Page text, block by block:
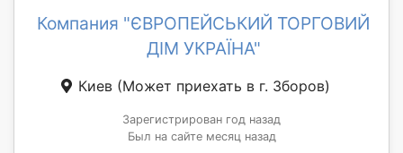
Компания "ЄВРОПЕЙСЬКИЙ ТОРГОВИЙ
ДІМ УКРАЇНА"
Киев (Может приехать в г. Зборов)
Зарегистрирован год назад
Был на сайте месяц назад